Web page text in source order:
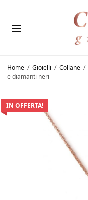
Home / Gioielli / Collane /
e diamanti neri
IN OFFERTA!